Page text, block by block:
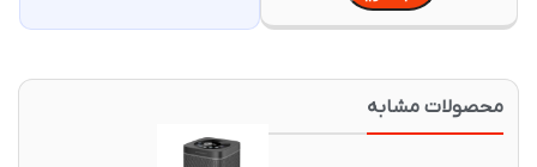
محصولات مشابه